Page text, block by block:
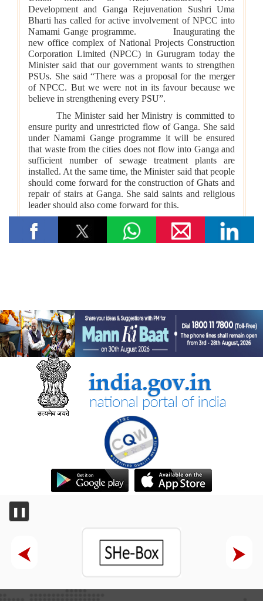
विज्ञान एवं प्रौद्योगिकी मंत्रालय
सीएसआईआर-सीआरआरआई ने राजस्थान सरकार के समक्ष स्वदेशी
एमएसएस+ सड़क प्रौद्योगिकी का प्रदर्शन किया
सीएसआईआर-एनआईएससीपीआर ने “लोकप्रिय विज्ञान लेखन” पर दो दिवसीय
कौशल प्रशिक्षण कार्यक्रम आयोजित किया और प्रतिभागियों को सामान्य जन
तक विज्ञान का संचार करने के लिए प्रेरित किया
केन्‍द्रीय मंत्री डॉ. जितेंद्र सिंह ने लखनऊ में सीएसआईआर-एनबीआरआई द्वारा
विकसित अपनी तरह का पहला 'इको-एजुकेशनल हब' राष्ट्र को समर्पित किया
सीएसआईआर एकीकृत कौशल पहल के चरण-III (2025–30) के प्रथम वर्ष
के लिए मॉनिटरिंग समिति की समन्वयकों की कॉन्क्लेव-सह-बैठक आयोजित की
गई
सामाजिक न्‍याय एवं अधिकारिता मंत्रालय
डॉ. अम्बेडकर फाउंडेशन की अंतर-जातीय विवाह और अत्याचार पीड़ितों के
लिए राहत योजनाओं को 31 मार्च, 2023 से केंद्र प्रायोजित योजना के साथ
विलय कर दिया गया
तेलू झांसी विजय कृष्णा को उच्च शिक्षा प्राप्त करने में कैसे मदद की
रसायन एवं उर्वरक मंत्रालय - औषधि विभाग
केंद्रीय मंत्री जे.पी. नड्डा ने ‘ एआई इन मेडटेक: आर्टिफिशियल इंटेलिजेंस के
ज़रिए स्वास्थ्य सेवा में क्रांति’ पर नॉलेज पेपर जारी किया
❚❚